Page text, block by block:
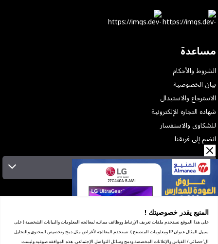
المنيع يقدر خصوصيتك !
على هذا الموقع نستخدم ملفات تعريف الإرتباط ووظائف مماثله لمعالجه المعلومات والبيانات الشخصية ( على
سبيل المثال عنوان IP ومعلومات المتصفح ). تستخدم المعالجه لأغراض مثل دمج وتخصيص المحتوى والتحليل
ال‘حصائى / القياس والإعلانات المخصصة ودمج وسائل التواصل الإجتماعى. هذه الموافقه طوعيه وليست
مساعدة
الشروط والأحكام
بيان الخصوصية
الاسترجاع والاستبدال
شهاده التجاره الإلكترونية
للشكاوى والاستفسار
انضم إلى فريقنا
الإشتراك بالنشرة البريدية
المعارض
شهادة ضريبة القيمة المضافة
ترخيص العرض الترويجي